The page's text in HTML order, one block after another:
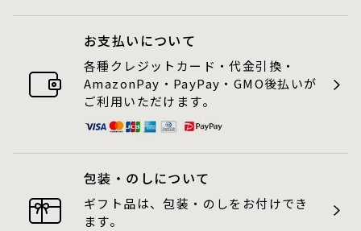
お支払いについて
各種クレジットカード・代金引換・
AmazonPay・PayPay・GMO後払いが
ご利用いただけます。
包装・のしについて
ギフト品は、包装・のしをお付けでき
ます。